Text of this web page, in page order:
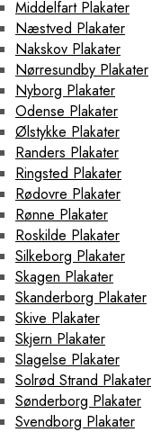
Middelfart Plakater
Næstved Plakater
Nakskov Plakater
Nørresundby Plakater
Nyborg Plakater
Odense Plakater
Ølstykke Plakater
Randers Plakater
Ringsted Plakater
Rødovre Plakater
Rønne Plakater
Roskilde Plakater
Silkeborg Plakater
Skagen Plakater
Skanderborg Plakater
Skive Plakater
Skjern Plakater
Slagelse Plakater
Solrød Strand Plakater
Sønderborg Plakater
Svendborg Plakater